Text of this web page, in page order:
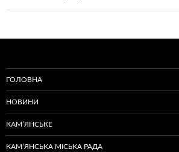
ГОЛОВНА
НОВИНИ
КАМ’ЯНСЬКЕ
КАМ’ЯНСЬКА МІСЬКА РАДА